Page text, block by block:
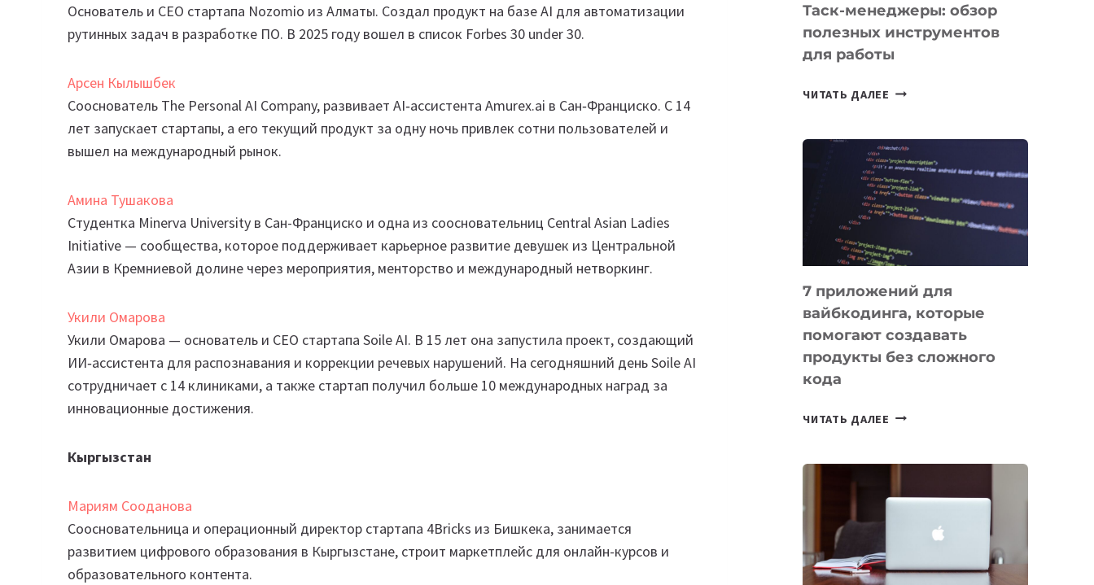
Основатель и CEO стартапа Nozomio из Алматы. Создал продукт на базе AI для автоматизации
рутинных задач в разработке ПО. В 2025 году вошел в список Forbes 30 under 30.
Арсен Кылышбек
Сооснователь The Personal AI Company, развивает AI‑ассистента Amurex.ai в Сан‑Франциско. С 14
лет запускает стартапы, а его текущий продукт за одну ночь привлек сотни пользователей и
вышел на международный рынок.
Амина Тушакова
Студентка Minerva University в Сан-Франциско и одна из соосновательниц Central Asian Ladies
Initiative — сообщества, которое поддерживает карьерное развитие девушек из Центральной
Азии в Кремниевой долине через мероприятия, менторство и международный нетворкинг.
Укили Омарова
Укили Омарова — основатель и CEO стартапа Soile AI. В 15 лет она запустила проект, создающий
ИИ‑ассистента для распознавания и коррекции речевых нарушений. На сегодняшний день Soile AI
сотрудничает с 14 клиниками, а также стартап получил больше 10 международных наград за
инновационные достижения.
Кыргызстан
Мариям Сооданова
Соосновательница и операционный директор стартапа 4Bricks из Бишкека, занимается
развитием цифрового образования в Кыргызстане, строит маркетплейс для онлайн-курсов и
образовательного контента.
Таск-менеджеры: обзор
полезных инструментов
для работы
ЧИТАТЬ ДАЛЕЕ ТАСК-
ПОЛЕЗНЫХ
ИНСТРУМЕНТОВ
ДЛЯ
РАБОТЫ
7 приложений для
вайбкодинга, которые
помогают создавать
продукты без сложного
кода
ЧИТАТЬ ДАЛЕЕ
КОТОРЫЕ
СОЗДАВАТЬ
БЕЗ